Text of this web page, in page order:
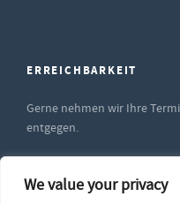
We value your privacy
ERREICHBARKEIT
Gerne nehmen wir Ihre
entgegen.
Montag bis Freitag